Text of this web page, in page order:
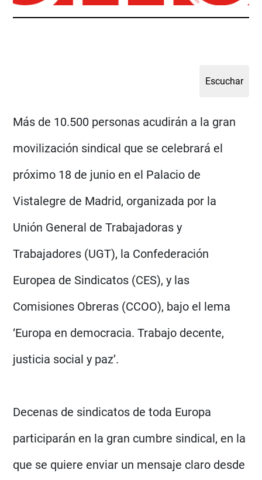
Más de 10.500 personas acudirán a la gran
movilización sindical que se celebrará el
próximo 18 de junio en el Palacio de
Vistalegre de Madrid, organizada por la
Unión General de Trabajadoras y
Trabajadores (UGT), la Confederación
Europea de Sindicatos (CES), y las
Comisiones Obreras (CCOO), bajo el lema
‘Europa en democracia. Trabajo decente,
justicia social y paz’.
Decenas de sindicatos de toda Europa
participarán en la gran cumbre sindical, en la
que se quiere enviar un mensaje claro desde